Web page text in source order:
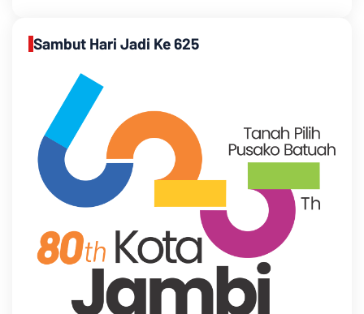
Sambut Hari Jadi Ke 625